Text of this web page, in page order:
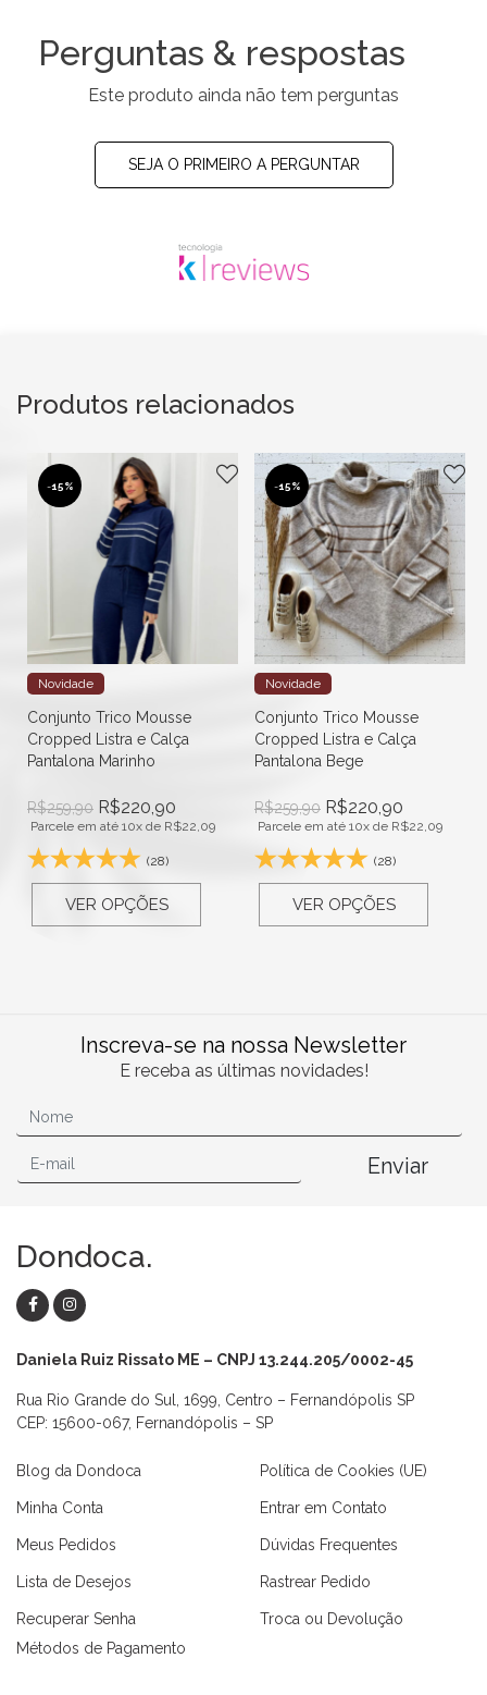
Perguntas & respostas
Este produto ainda não tem perguntas
SEJA O PRIMEIRO A PERGUNTAR
Produtos relacionados
-15%
Novidade
Conjunto Trico Mousse
Cropped Listra e Calça
Pantalona Marinho
R$259,90 R$220,90
Parcele em até 10x de R$22,09
(28)
VER OPÇÕES
-15%
Novidade
Conjunto Trico Mousse
Cropped Listra e Calça
Pantalona Bege
R$259,90 R$220,90
Parcele em até 10x de R$22,09
(28)
VER OPÇÕES
Inscreva-se na nossa Newsletter
E receba as últimas novidades!
Enviar
Dondoca.
Daniela Ruiz Rissato ME – CNPJ 13.244.205/0002-45
Rua Rio Grande do Sul, 1699, Centro – Fernandópolis SP
CEP: 15600-067, Fernandópolis – SP
Blog da Dondoca
Minha Conta
Meus Pedidos
Lista de Desejos
Recuperar Senha
Política de Cookies (UE)
Entrar em Contato
Dúvidas Frequentes
Rastrear Pedido
Troca ou Devolução
Métodos de Pagamento